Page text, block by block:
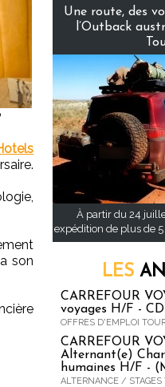
son
Une route, des
l’Outback
À partir du 24
expédition de plus de
LES
CARREFOUR
voyages H/F -
OFFRES D'EMPLOI
CARREFOUR
Alternant(e)
humaines H/F -
ALTERNANCE / STAGES